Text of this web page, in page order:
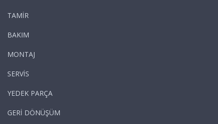
TAMİR
BAKIM
MONTAJ
SERVİS
YEDEK PARÇA
GERİ DÖNÜŞÜM